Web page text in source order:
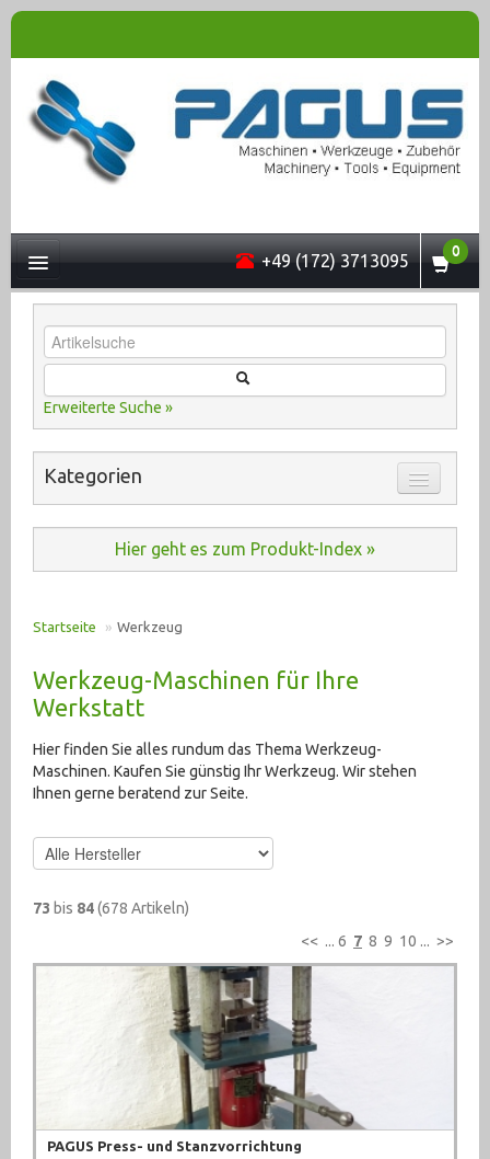
+49 (172) 3713095
0
UNTERNEHMEN
MASCHINEN
ONLINESHOP
Erweiterte Suche »
Kategorien
Automation (485)
Baumaschinen (20)
Elektrik (6354)
Fahrzeugtechnik (192)
Hydraulik (2555)
Maschinenzubehör (2608)
Materialtransport (95)
Messtechnik (1007)
Metallbearbeitungsmaschinen (321)
Pumpen (1006)
Hier geht es zum Produkt-Index »
Startseite » Werkzeug
Werkzeug-Maschinen für Ihre
Werkstatt
Hier finden Sie alles rundum das Thema Werkzeug-
Maschinen. Kaufen Sie günstig Ihr Werkzeug. Wir stehen
Ihnen gerne beratend zur Seite.
73 bis 84(678 Artikeln)
<< ... 6 7 8 9 10 ... >>
PAGUS Press- und Stanzvorrichtung